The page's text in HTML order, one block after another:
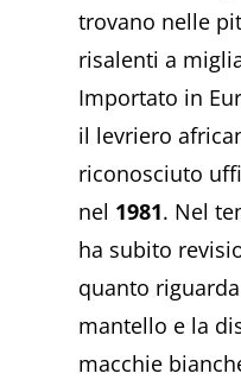
trovano nelle
risalenti a
Importato in
il levriero
riconosciuto
nel 1981. Nel
ha subito
quanto
mantello e la
macchie